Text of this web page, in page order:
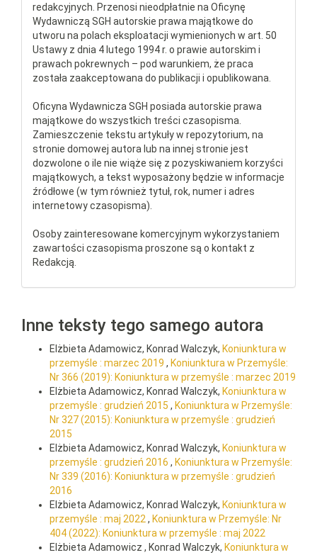
redakcyjnych. Przenosi nieodpłatnie na Oficynę
Wydawniczą SGH autorskie prawa majątkowe do
utworu na polach eksploatacji wymienionych w art. 50
Ustawy z dnia 4 lutego 1994 r. o prawie autorskim i
prawach pokrewnych – pod warunkiem, że praca
została zaakceptowana do publikacji i opublikowana.
Oficyna Wydawnicza SGH posiada autorskie prawa
majątkowe do wszystkich treści czasopisma.
Zamieszczenie tekstu artykuły w repozytorium, na
stronie domowej autora lub na innej stronie jest
dozwolone o ile nie wiąże się z pozyskiwaniem korzyści
majątkowych, a tekst wyposażony będzie w informacje
źródłowe (w tym również tytuł, rok, numer i adres
internetowy czasopisma).
Osoby zainteresowane komercyjnym wykorzystaniem
zawartości czasopisma proszone są o kontakt z
Redakcją.
Inne teksty tego samego autora
Elżbieta Adamowicz, Konrad Walczyk, Koniunktura w
przemyśle : marzec 2019 , Koniunktura w Przemyśle:
Nr 366 (2019): Koniunktura w przemyśle : marzec 2019
Elżbieta Adamowicz, Konrad Walczyk, Koniunktura w
przemyśle : grudzień 2015 , Koniunktura w Przemyśle:
Nr 327 (2015): Koniunktura w przemyśle : grudzień
2015
Elżbieta Adamowicz, Konrad Walczyk, Koniunktura w
przemyśle : grudzień 2016 , Koniunktura w Przemyśle:
Nr 339 (2016): Koniunktura w przemyśle : grudzień
2016
Elżbieta Adamowicz, Konrad Walczyk, Koniunktura w
przemyśle : maj 2022 , Koniunktura w Przemyśle: Nr
404 (2022): Koniunktura w przemyśle : maj 2022
Elżbieta Adamowicz , Konrad Walczyk, Koniunktura w